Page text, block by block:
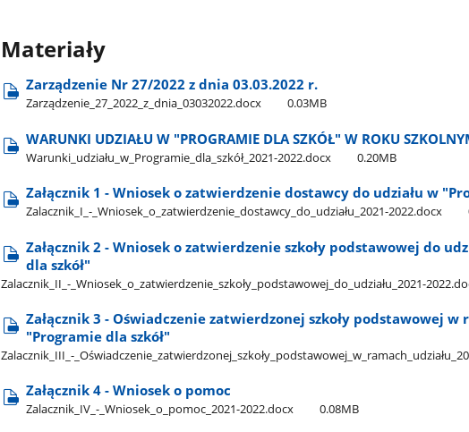
Materiały
Zarządzenie Nr 27/2022 z dnia 03.03.2022 r.
Zarządzenie​_27​_2022​_z​_dnia​_03032022.docx 0.03MB
WARUNKI UDZIAŁU W "PROGRAMIE DLA SZKÓŁ" W ROKU
Warunki​_udziału​_w​_Programie​_dla​_szkół​_2021-2022.docx 0.20MB
Załącznik 1 - Wniosek o zatwierdzenie dostawcy do udziału w
Zalacznik​_I​_-​_Wniosek​_o​_zatwierdzenie​_dostawcy​_do​_udziału​_2021-2022.docx
Załącznik 2 - Wniosek o zatwierdzenie szkoły podstawowej do
dla szkół"
Zalacznik​_II​_-​_Wniosek​_o​_zatwierdzenie​_szkoły​_podstawowej​_do​_udziału​_2021-
Załącznik 3 - Oświadczenie zatwierdzonej szkoły podstawowej w
"Programie dla szkół"
Zalacznik​_III​_-​
Załącznik 4 - Wniosek o pomoc
Zalacznik​_IV​_-​_Wniosek​_o​_pomoc​_2021-2022.docx 0.08MB